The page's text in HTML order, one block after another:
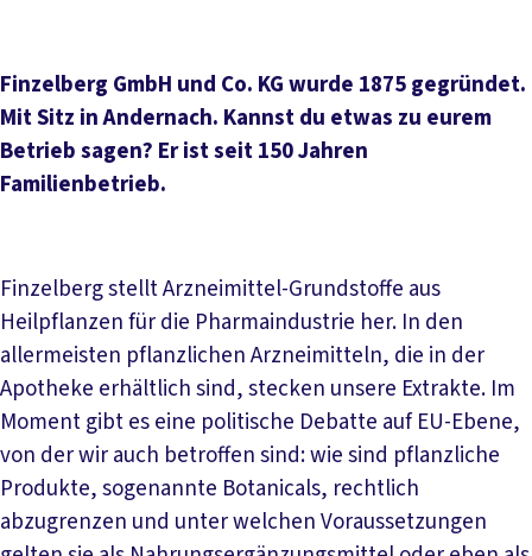
Finzelberg GmbH und Co. KG wurde 1875 gegründet.
Mit Sitz in Andernach. Kannst du etwas zu eurem
Betrieb sagen? Er ist seit 150 Jahren
Familienbetrieb.
Finzelberg stellt Arzneimittel-Grundstoffe aus
Heilpflanzen für die Pharmaindustrie her. In den
allermeisten pflanzlichen Arzneimitteln, die in der
Apotheke erhältlich sind, stecken unsere Extrakte. Im
Moment gibt es eine politische Debatte auf EU-Ebene,
von der wir auch betroffen sind: wie sind pflanzliche
Produkte, sogenannte Botanicals, rechtlich
abzugrenzen und unter welchen Voraussetzungen